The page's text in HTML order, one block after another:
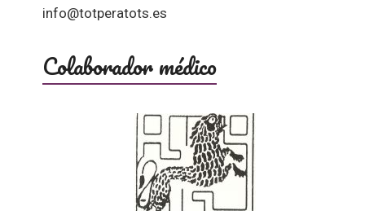
info@totperatots.es
Colaborador médico